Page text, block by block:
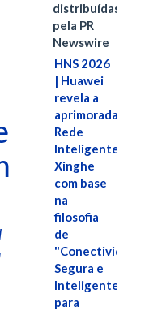
distribuídas
pela PR
Newswire
HNS 2026
| Huawei
revela a
aprimorada
Rede
Inteligente
Xinghe
com base
na
filosofia
de
"Conectividade
Segura e
Inteligente"
para